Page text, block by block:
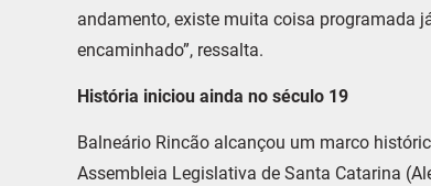
andamento, existe muita coisa programada
encaminhado”, ressalta.
História iniciou ainda no século 19
Balneário Rincão alcançou um marco
Assembleia Legislativa de Santa Catarina